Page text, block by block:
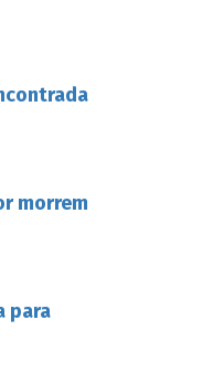
morrem
para